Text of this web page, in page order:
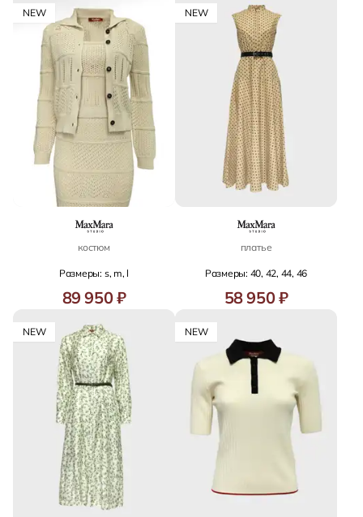
NEW
костюм
Размеры: s, m, l
89 950 ₽
NEW
платье
Размеры: 40, 42, 44, 46
58 950 ₽
NEW NEW